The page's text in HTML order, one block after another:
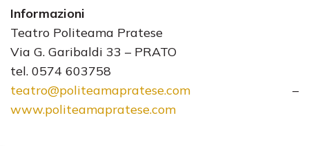
Informazioni
Teatro Politeama Pratese
Via G. Garibaldi 33 – PRATO
tel. 0574 603758
teatro@politeamapratese.com –
www.politeamapratese.com